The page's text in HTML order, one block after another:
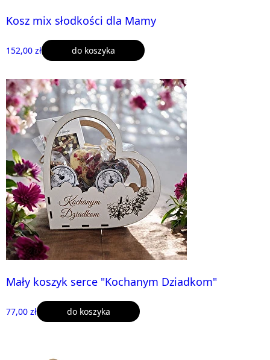
Kosz mix słodkości dla Mamy
152,00 zł do koszyka
Mały koszyk serce "Kochanym Dziadkom"
77,00 zł do koszyka